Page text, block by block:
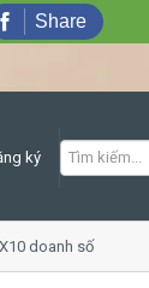
ký
doanh số
Share